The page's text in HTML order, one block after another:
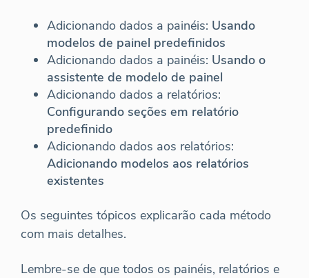
Adicionando dados a painéis: Usando
modelos de painel predefinidos
Adicionando dados a painéis: Usando o
assistente de modelo de painel
Adicionando dados a relatórios:
Configurando seções em relatório
predefinido
Adicionando dados aos relatórios:
Adicionando modelos aos relatórios
existentes
Os seguintes tópicos explicarão cada método
com mais detalhes.
Lembre-se de que todos os painéis, relatórios e